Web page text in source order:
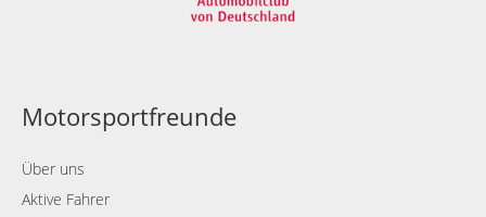
Motorsportfreunde
Über uns
Aktive Fahrer